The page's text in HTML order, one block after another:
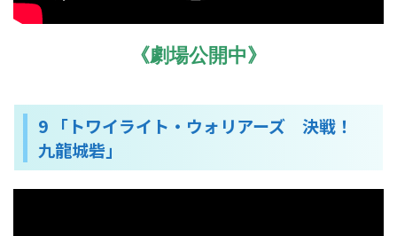
《劇場公開中》
9 「トワイライト・ウォリアーズ 決戦！
九龍城砦」